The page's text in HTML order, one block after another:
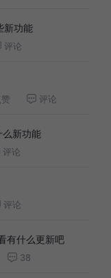
新功能
评论
赞 评论
新功能
评论
评论
有什么更新吧
38